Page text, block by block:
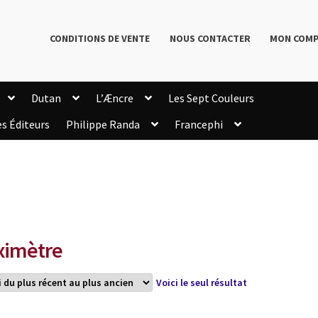
CONDITIONS DE VENTE NOUS CONTACTER MON
Dutan L’Æncre
Les Sept Couleurs
Éditeurs Philippe Randa
Francephi
Voici le seul résultat